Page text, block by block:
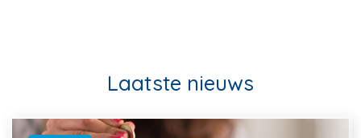
Laatste nieuws